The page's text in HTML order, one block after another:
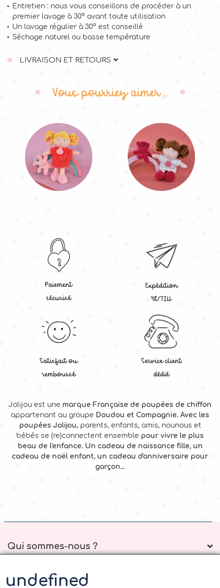
Entretien : nous vous conseillons de procéder à un
premier lavage à 30° avant toute utilisation
Un lavage régulier à 30° est conseillé
Séchage naturel ou basse température
LIVRAISON ET RETOURS
Vous pourriez aimer ...
Paiement
sécurisé
Expédition
48/72H
Satisfait ou
remboursé
Service client
dédié
Jolijou est une marque Française de poupées de chiffon
appartenant au groupe Doudou et Compagnie. Avec les
poupées Jolijou, parents, enfants, amis, nounous et
bébés se (re)connectent ensemble pour vivre le plus
beau de l'enfance. Un cadeau de naissance fille, un
cadeau de noël enfant, un cadeau d'anniversaire pour
garçon...
Qui sommes-nous ?
La-Boutique
undefined